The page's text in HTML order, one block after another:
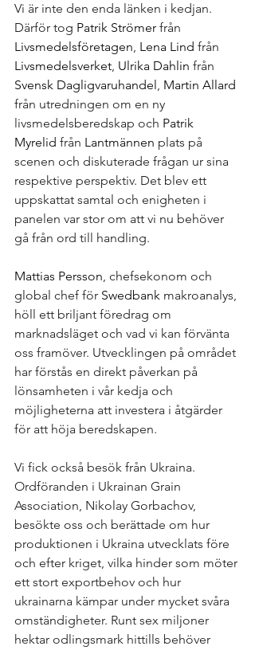
Vi är inte den enda länken i kedjan.
Därför tog Patrik Strömer från
Livsmedelsföretagen, Lena Lind från
Livsmedelsverket, Ulrika Dahlin från
Svensk Dagligvaruhandel , Martin Allard
från utredningen om en ny
livsmedelsberedskap och Patrik
Myrelid från Lantmännen plats på
scenen och diskuterade frågan ur sina
respektive perspektiv. Det blev ett
uppskattat samtal och enigheten i
panelen var stor om att vi nu behöver
gå från ord till handling.
Mattias Persson, chefsekonom och
global chef för Swedbank makroanalys,
höll ett briljant föredrag om
marknadsläget och vad vi kan förvänta
oss framöver. Utvecklingen på området
har förstås en direkt påverkan på
lönsamheten i vår kedja och
möjligheterna att investera i åtgärder
för att höja beredskapen.
Vi fick också besök från Ukraina.
Ordföranden i Ukrainan Grain
Association, Nikolay Gorbachov,
besökte oss och berättade om hur
produktionen i Ukraina utvecklats före
och efter kriget, vilka hinder som möter
ett stort exportbehov och hur
ukrainarna kämpar under mycket svåra
omständigheter. Runt sex miljoner
hektar odlingsmark hittills behöver